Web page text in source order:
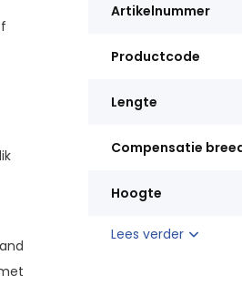
Artikelnummer
Productcode
Lengte
Compensatie
Hoogte
Lees verder